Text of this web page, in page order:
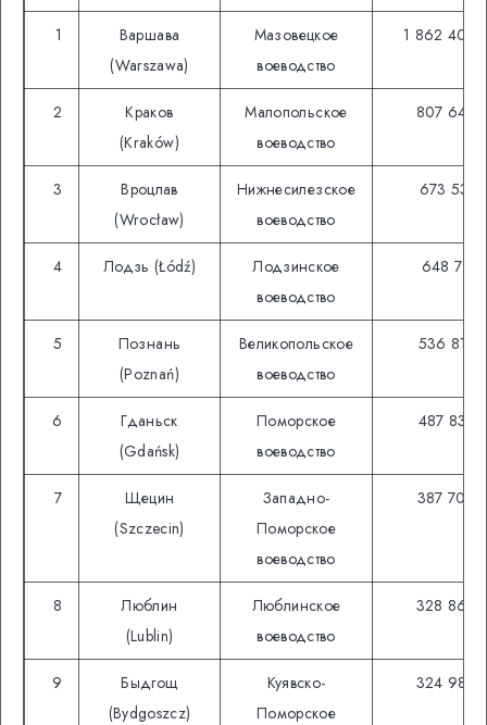
1
Варшава
(Warszawa)
Мазовецкое
воеводство
1 862 402
2
Краков
(Kraków)
Малопольское
воеводство
807 644
3
Вроцлав
(Wrocław)
Нижнесилезское
воеводство
673 531
4 Лодзь (Łódź)
Лодзинское
воеводство
648 711
5
Познань
(Poznań)
Великопольское
воеводство
536 818
6
Гданьск
(Gdańsk)
Поморское
воеводство
487 834
7
Щецин
(Szczecin)
Западно-
Поморское
воеводство
387 700
8
Люблин
(Lublin)
Люблинское
воеводство
328 868
9
Быдгощ
(Bydgoszcz)
Куявско-
Поморское
324 984